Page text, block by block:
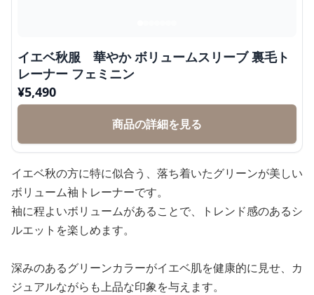
イエベ秋服 華やか ボリュームスリーブ 裏毛ト
レーナー フェミニン
¥5,490
商品の詳細を見る
イエベ秋の方に特に似合う、落ち着いたグリーンが美しい
ボリューム袖トレーナーです。
袖に程よいボリュームがあることで、トレンド感のあるシ
ルエットを楽しめます。
深みのあるグリーンカラーがイエベ肌を健康的に見せ、カ
ジュアルながらも上品な印象を与えます。